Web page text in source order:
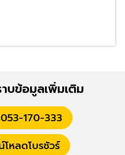
บข้อมูลเพิ่มเติม
170-333
โหลดโบรชัวร์